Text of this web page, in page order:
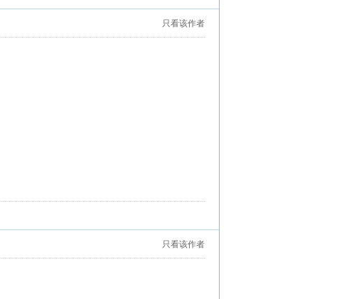
只看该作者
只看该作者